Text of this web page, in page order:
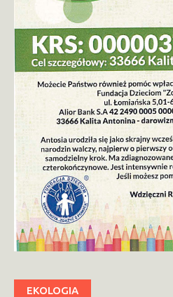
EKOLOGIA